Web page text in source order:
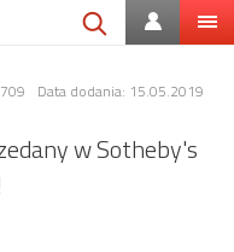
Data dodania: 15.05.2019
w Sotheby's